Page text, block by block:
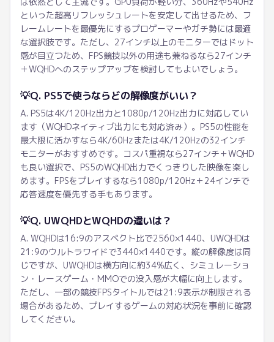
といった超高リフレッシュレートを安定して出せるため、フ
レームレートを最優先にするプロゲーマーやガチ勢には最適
な選択肢です。ただし、27インチ以上のモニターではドット
感が目立つため、FPS競技以外の用途も兼ねるなら27インチ
＋WQHDへのステップアップを検討してもよいでしょう。
💡Q. PS5で使うならどの解像度がいい？
A. PS5は4K/120Hz出力と1080p/120Hz出力に対応してい
ます（WQHDネイティブ出力にも対応済み）。PS5の性能を
最大限に活かすなら4K/60Hzまたは4K/120Hzの32インチ
モニターがおすすめです。コスパ重視なら27インチ＋WQHD
も良い選択で、PS5のWQHD出力でくっきりした映像を楽し
めます。FPSをプレイするなら1080p/120Hz＋24インチで
応答速度を優先する手もあります。
💡Q. UWQHDとWQHDの違いは？
A. WQHDは16:9のアスペクト比で2560×1440、UWQHDは
21:9のウルトラワイドで3440×1440です。縦の解像度は同
じですが、UWQHDは横方向に約34%広く、シミュレーショ
ン・レースゲーム・MMOでの没入感が大幅に向上します。
ただし、一部の競技FPSタイトルでは21:9表示が制限される
場合があるため、プレイするゲームの対応状況を事前に確認
してください。